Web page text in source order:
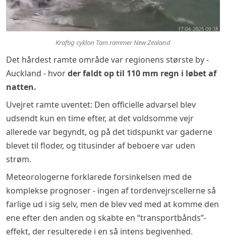
Kraftig cyklon Tam rammer New Zealand
Det hårdest ramte område var regionens største by -
Auckland - hvorder faldt op til 110 mm regn i løbet af
natten.
Uvejret ramte uventet: Den officielle advarsel blev
udsendt kun en time efter, at det voldsomme vejr
allerede var begyndt, og på det tidspunkt var gaderne
blevet til floder, og titusinder af beboere var uden
strøm.
Meteorologerne forklarede forsinkelsen med de
komplekse prognoser - ingen af tordenvejrscellerne så
farlige ud i sig selv, men de blev ved med at komme den
ene efter den anden og skabte en “transportbånds”-
effekt, der resulterede i en så intens begivenhed.